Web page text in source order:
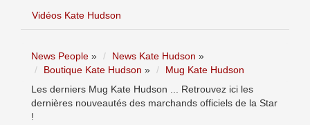
Vidéos Kate Hudson
News People » News Kate Hudson »
Boutique Kate Hudson »
Mug Kate Hudson
Les derniers Mug Kate Hudson ... Retrouvez ici les
dernières nouveautés des marchands officiels de la Star
!